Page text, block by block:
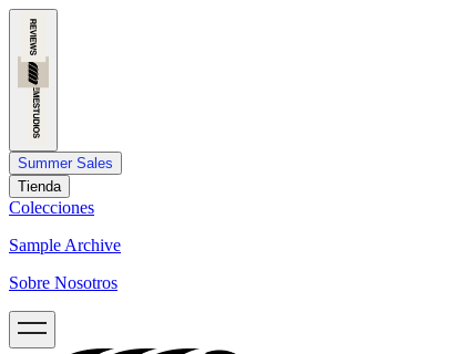
Summer Sales
Tienda
Colecciones
Sample Archive
Sobre Nosotros